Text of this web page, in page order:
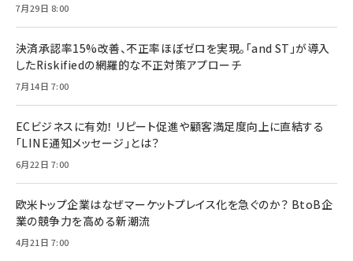
7月29日 8:00
決済承認率15%改善、不正率ほぼゼロを実現。「and ST」が導入
したRiskifiedの網羅的な不正対策アプローチ
7月14日 7:00
ECビジネスに有効！ リピート促進や顧客満足度向上に直結する
「LINE通知メッセージ」とは？
6月22日 7:00
欧米トップ企業はなぜマーケットプレイス化を急ぐのか？ BtoB企
業の競争力を高める新潮流
4月21日 7:00